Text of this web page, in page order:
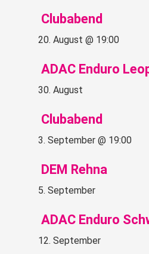
Clubabend
20. August @ 19:00
ADAC Enduro
30. August
Clubabend
3. September @ 19:00
DEM Rehna
5. September
ADAC Enduro
12. September